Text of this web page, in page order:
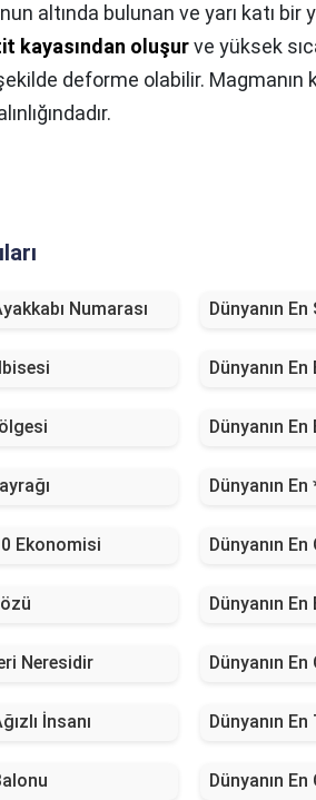
altında bulunan ve yarı katı bir
kayasından oluşurve yüksek
deforme olabilir. Magmanın
Numarası Dünyanın
Dünyanın
Dünyanın
Dünyanın
Ekonomisi Dünyanın En
Dünyanın
Neresidir Dünyanın
İnsanı Dünyanın
Dünyanın